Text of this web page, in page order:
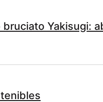
Yakisugi: